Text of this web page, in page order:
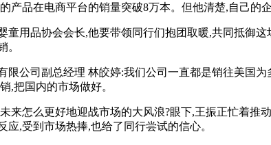
产品在电商平台的销量突破8万本。但他清楚,自己的
童用品协会会长,他要带领同行们抱团取暖,共同抵御
。
限公司副总经理 林皎婷:我们公司一直都是销往美国
,把国内的市场做好。
来怎么更好地迎战市场的大风浪?眼下,王振正忙着
应,受到市场热捧,也给了同行尝试的信心。